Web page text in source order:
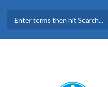
FORMULARIO DE
BÚSQUEDA